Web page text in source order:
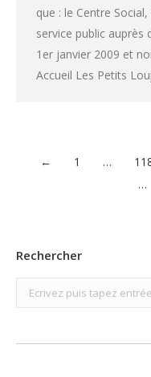
que : le Centre
service public auprès
1er janvier 2009 et
Accueil Les Petits
← 1 …
…
Rechercher
Search: